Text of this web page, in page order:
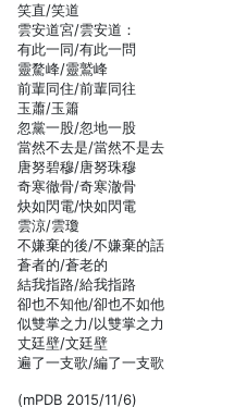
笑直/笑道
雲安道宮/雲安道：
有此一同/有此一問
靈騖峰/靈鷲峰
前輩同住/前輩同往
玉蕭/玉簫
忽黨一股/忽地一股
當然不去是/當然不是去
唐努碧穆/唐努珠穆
奇寒徹骨/奇寒澈骨
炔如閃電/快如閃電
雲涼/雲瓊
不嫌棄的後/不嫌棄的話
蒼者的/蒼老的
結我指路/給我指路
卻也不知他/卻也不如他
似雙掌之力/以雙掌之力
丈廷壁/文廷壁
遍了一支歌/編了一支歌
(mPDB 2015/11/6)